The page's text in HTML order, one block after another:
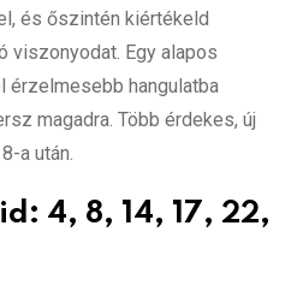
és őszintén kiértékeld
viszonyodat. Egy alapos
hangulatba
magadra. Több érdekes, új
a után.
4, 8, 14, 17, 22,